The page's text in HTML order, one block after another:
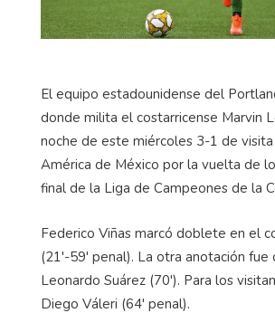
El equipo estadounidense del
donde milita el costarricense Marvin
noche de este miércoles 3-1 de
América de México por la vuelta de
final de la Liga de Campeones de la
Federico Viñas marcó doblete en el
(21'-59' penal). La otra anotación fue
Leonardo Suárez (70'). Para los
Diego Váleri (64' penal).